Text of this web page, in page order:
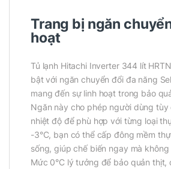
Trang bị ngăn
hoạt
Tủ lạnh Hitachi Inverter 344 lít
bật với ngăn chuyển đổi đa năng
mang đến sự linh hoạt trong bảo
Ngăn này cho phép người dùng tùy
nhiệt độ để phù hợp với từng loại
-3°C, bạn có thể cấp đông mềm
sống, giúp chế biến ngay mà
Mức 0°C lý tưởng để bảo quản thịt,